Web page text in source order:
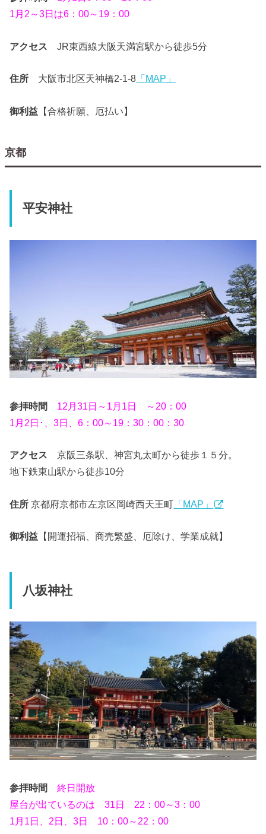
1月2～3日は6：00～19：00
アクセスJR東西線大阪天満宮駅から徒歩5分
住所 大阪市北区天神橋2-1-8 「MAP」
御利益 【合格祈願、厄払い】
京都
平安神社
参拝時間 12月31日～1月1日 ～20：00
1月2日･、3日、6：00～19：30：00：30
アクセス京阪三条駅、神宮丸太町から徒歩１５分。
地下鉄東山駅から徒歩10分
住所 京都府京都市左京区岡崎西天王町 「MAP」
御利益 【開運招福、商売繁盛、厄除け、学業成就】
八坂神社
参拝時間終日開放
屋台が出ているのは 31日 22：00～3：00
1月1日、2日、3日 10：00～22：00